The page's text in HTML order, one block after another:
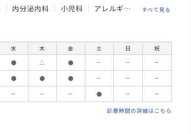
内分泌内科 小児科 アレルギー科 すべて見る
水 木 金 土 日
祝
● △ ● － －
－
● ● ● － －
－
－ － － ● － －
診療時間の詳細はこちら